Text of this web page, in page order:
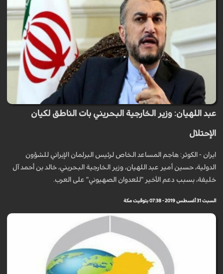
عبد اللهيان: وزير الخارجية البحريني بات الناطق لكيان
الإحتلال
ايران - الکوثر: هاجم المساعد الخاص لرئيس البرلمان الإيراني للشؤون
الدولية، حسين أمير عبد اللهيان، وزير الخارجية البحريني، خالد بن أحمد آل
خليفة، بسبب دعم الأخير "للعدوان الصهيوني" على العرب.
السبت 31 أغسطس 2019 - 07:38 بتوقيت مكة